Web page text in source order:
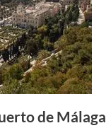
de Málaga